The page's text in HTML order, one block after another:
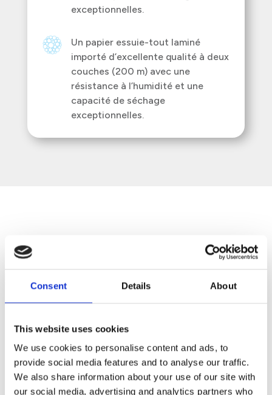
Consent Details About
This website uses cookies
We use cookies to personalise content and ads, to
provide social media features and to analyse our traffic.
We also share information about your use of our site with
our social media, advertising and analytics partners who
exceptionnelles.
Un papier essuie-tout laminé
importé d’excellente qualité à deux
couches (200 m) avec une
résistance à l’humidité et une
capacité de séchage
exceptionnelles.
Distributeurs sans
contact de serviettes
en papier
Caractéristiques
principales et avantages